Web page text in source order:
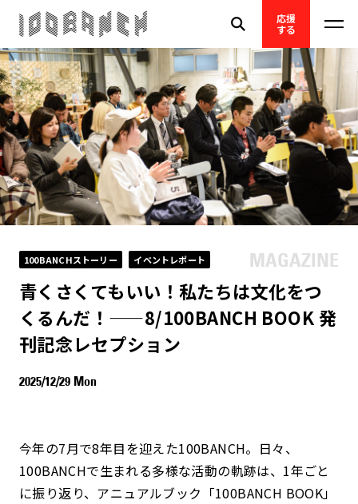
応援
する
100BANCHストーリー イベントレポート
青くさくてもいい！私たちは文化をつ
くるんだ！——8/100BANCH BOOK 発
刊記念レセプション
2025/12/29 Mon
今年の7月で8年目を迎えた100BANCH。日々、
100BANCHで生まれる多様な活動の軌跡は、1年ごと
に振り返り、アニュアルブック「100BANCH BOOK」